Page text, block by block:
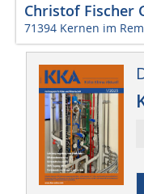
Christof Fischer
71394 Kernen im